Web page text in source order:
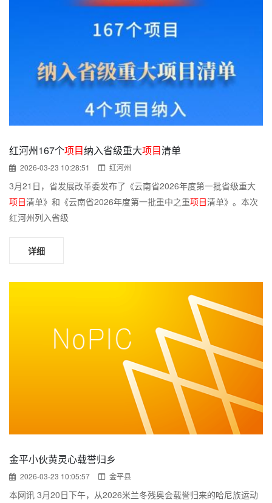
红河州167个项目纳入省级重大项目清单
2026-03-23 10:28:51 红河州
3月21日，省发展改革委发布了《云南省2026年度第一批省级重大
项目清单》和《云南省2026年度第一批重中之重项目清单》。本次
红河州列入省级
详细
金平小伙黄灵心载誉归乡
2026-03-23 10:05:57 金平县
本网讯 3月20日下午，从2026米兰冬残奥会载誉归来的哈尼族运动